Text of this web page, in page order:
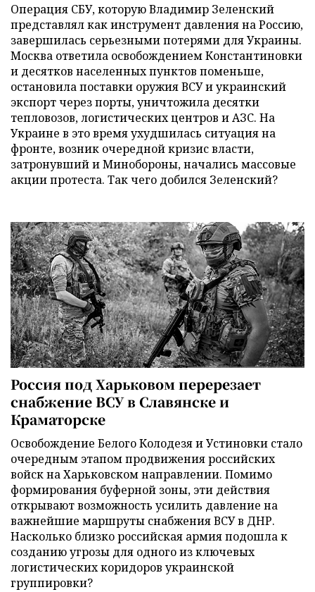
Операция СБУ, которую Владимир Зеленский
представлял как инструмент давления на Россию,
завершилась серьезными потерями для Украины.
Москва ответила освобождением Константиновки
и десятков населенных пунктов поменьше,
остановила поставки оружия ВСУ и украинский
экспорт через порты, уничтожила десятки
тепловозов, логистических центров и АЗС. На
Украине в это время ухудшилась ситуация на
фронте, возник очередной кризис власти,
затронувший и Минобороны, начались массовые
акции протеста. Так чего добился Зеленский?
Россия под Харьковом перерезает
снабжение ВСУ в Славянске и
Краматорске
Освобождение Белого Колодезя и Устиновки стало
очередным этапом продвижения российских
войск на Харьковском направлении. Помимо
формирования буферной зоны, эти действия
открывают возможность усилить давление на
важнейшие маршруты снабжения ВСУ в ДНР.
Насколько близко российская армия подошла к
созданию угрозы для одного из ключевых
логистических коридоров украинской
группировки?